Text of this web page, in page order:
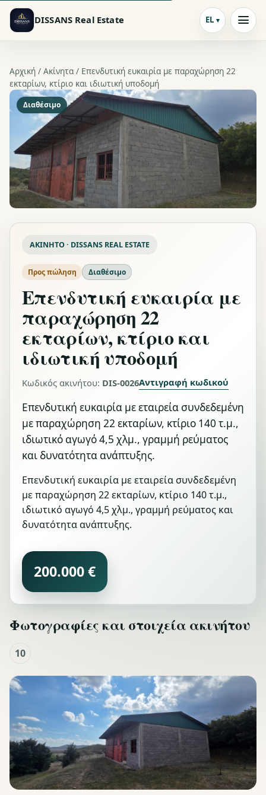
DISSANS Real Estate EL
Αρχική / Ακίνητα / Επενδυτική ευκαιρία με παραχώρηση 22
εκταρίων, κτίριο και ιδιωτική υποδομή
Διαθέσιμο
ΑΚΊΝΗΤΟ · DISSANS REAL ESTATE
Προς πώληση Διαθέσιμο
Επενδυτική ευκαιρία με
παραχώρηση 22
εκταρίων, κτίριο και
ιδιωτική υποδομή
Κωδικός ακινήτου: DIS-0026Αντιγραφή κωδικού
Επενδυτική ευκαιρία με εταιρεία συνδεδεμένη
με παραχώρηση 22 εκταρίων, κτίριο 140 τ.μ.,
ιδιωτικό αγωγό 4,5 χλμ., γραμμή ρεύματος
και δυνατότητα ανάπτυξης.
Επενδυτική ευκαιρία με εταιρεία συνδεδεμένη
με παραχώρηση 22 εκταρίων, κτίριο 140 τ.μ.,
ιδιωτικό αγωγό 4,5 χλμ., γραμμή ρεύματος και
δυνατότητα ανάπτυξης.
200.000 €
Φωτογραφίες και στοιχεία ακινήτου
10